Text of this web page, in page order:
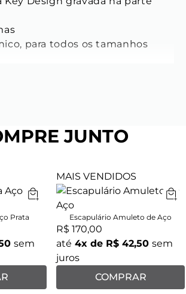
para todos os tamanhos
do Bracelete:
inoxidável
punho de aço maciço com
design distinta, este
peça verdadeiramente
criação Key é uma
com a alfaiataria
e outros acessórios
como em couro, aço ou pedras.
JUNTO
Prata
sem
MAIS VENDIDOS
Escapulário Amuleto de Aço
R$ 170,00
até 4x de R$ 42,50 sem
juros
COMPRAR